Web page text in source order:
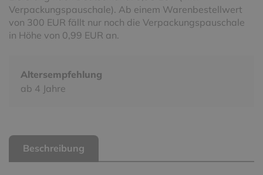
Verpackungspauschale). Ab einem Warenbestellwert
von 300 EUR fällt nur noch die Verpackungspauschale
in Höhe von 0,99 EUR an.
Altersempfehlung
ab 4 Jahre
Beschreibung